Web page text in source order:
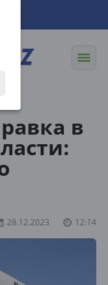
в
28.12.2023 12:14